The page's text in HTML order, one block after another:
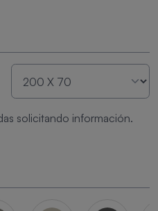
solicitando información.